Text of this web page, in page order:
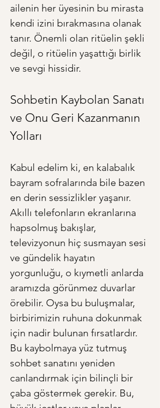
ailenin her üyesinin bu mirasta
kendi izini bırakmasına olanak
tanır. Önemli olan ritüelin şekli
değil, o ritüelin yaşattığı birlik
ve sevgi hissidir.
Sohbetin Kaybolan Sanatı
ve Onu Geri Kazanmanın
Yolları
Kabul edelim ki, en kalabalık
bayram sofralarında bile bazen
en derin sessizlikler yaşanır.
Akıllı telefonların ekranlarına
hapsolmuş bakışlar,
televizyonun hiç susmayan sesi
ve gündelik hayatın
yorgunluğu, o kıymetli anlarda
aramızda görünmez duvarlar
örebilir. Oysa bu buluşmalar,
birbirimizin ruhuna dokunmak
için nadir bulunan fırsatlardır.
Bu kaybolmaya yüz tutmuş
sohbet sanatını yeniden
canlandırmak için bilinçli bir
çaba göstermek gerekir. Bu,